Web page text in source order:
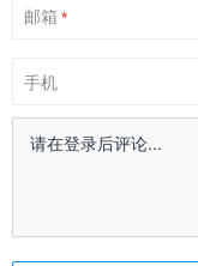
邮箱 *
手机